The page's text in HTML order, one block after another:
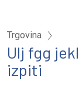
Trgovina
Ulj fgg
izpiti